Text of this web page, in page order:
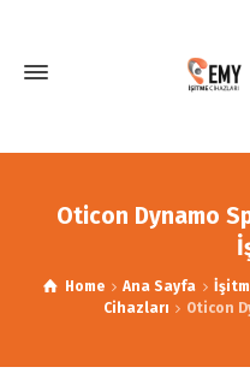
Oticon Dynamo
Home Ana Sayfa
Cihazları
Oticon